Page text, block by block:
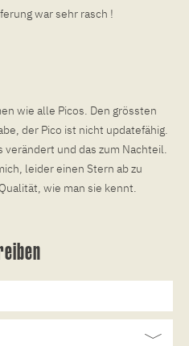
war sehr rasch !
wie alle Picos. Den grössten
der Pico ist nicht updatefähig.
verändert und das zum Nachteil.
leider einen Stern ab zu
wie man sie kennt.